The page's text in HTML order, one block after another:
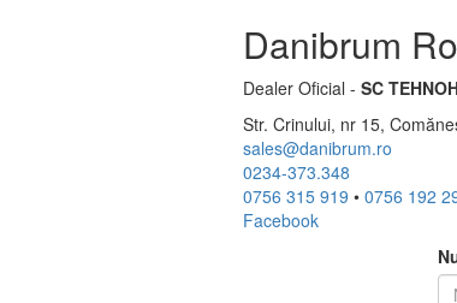
Danibrum
Dealer Oficial - SC
Str. Crinului, nr 15,
sales@danibrum.ro
0234-373.348
0756 315 919 • 0756 192
Facebook